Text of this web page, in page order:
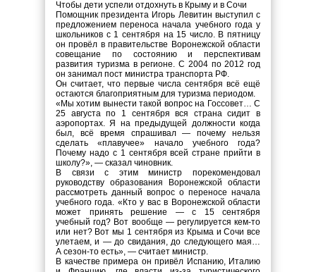
Чтобы дети успели отдохнуть в Крыму и в Сочи
Помощник президента Игорь Левитин выступил с
предложением переноса начала учебного года у
школьников с 1 сентября на 15 число. В пятницу
он провёл в правительстве Воронежской области
совещание по состоянию и перспективам
развития туризма в регионе. С 2004 по 2012 год
он занимал пост министра транспорта РФ.
Он считает, что первые числа сентября всё ещё
остаются благоприятным для туризма периодом.
«Мы хотим вынести такой вопрос на Госсовет… С
25 августа по 1 сентября вся страна сидит в
аэропортах. Я на предыдущей должности когда
был, всё время спрашивал — почему нельзя
сделать «плавучее» начало учебного года?
Почему надо с 1 сентября всей стране прийти в
школу?», — сказал чиновник.
В связи с этим министр порекомендовал
руководству образования Воронежской области
рассмотреть данный вопрос о переносе начала
учебного года. «Кто у вас в Воронежской области
может принять решение — с 15 сентября
учебный год? Вот вообще — регулируется кем-то
или нет? Вот мы 1 сентября из Крыма и Сочи все
улетаем, и — до свидания, до следующего мая…
А сезон-то есть», — считает министр.
В качестве примера он привёл Испанию, Италию